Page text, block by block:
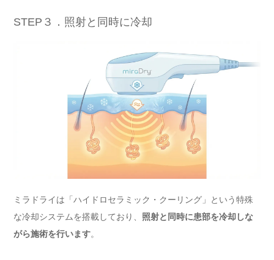
STEP３．照射と同時に冷却
ミラドライは「ハイドロセラミック・クーリング」という特殊
な冷却システムを搭載しており、 照射と同時に患部を冷却しな
がら施術を行います。